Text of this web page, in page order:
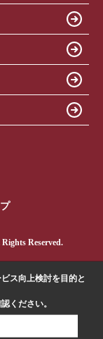
Reserved.
ス向上検討を目的と
ください。